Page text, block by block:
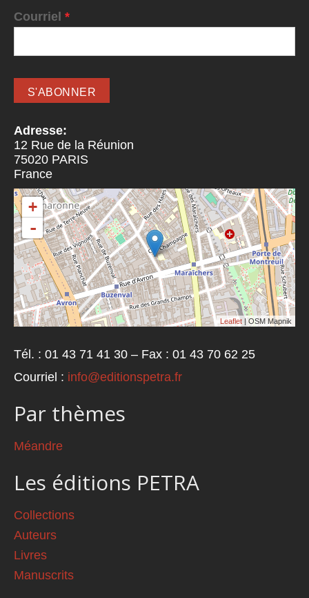
Courriel *
Adresse:
12 Rue de la Réunion
75020 PARIS
France
+
-
Leaflet | OSM Mapnik
Tél. : 01 43 71 41 30 – Fax : 01 43 70 62 25
Courriel : info@editionspetra.fr
Par thèmes
Méandre
Les éditions PETRA
Collections
Auteurs
Livres
Manuscrits